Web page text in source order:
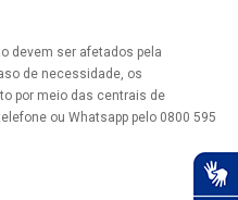
devem ser afetados pela
de necessidade, os
por meio das centrais de
ou Whatsapp pelo 0800 595